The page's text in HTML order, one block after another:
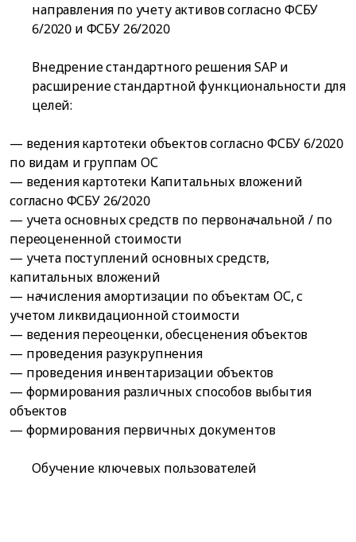
направления по учету активов согласно ФСБУ
6/2020 и ФСБУ 26/2020
Внедрение стандартного решения SAP и
расширение стандартной функциональности для
целей:
— ведения картотеки объектов согласно ФСБУ 6/2020
по видам и группам ОС
— ведения картотеки Капитальных вложений
согласно ФСБУ 26/2020
— учета основных средств по первоначальной / по
переоцененной стоимости
— учета поступлений основных средств,
капитальных вложений
— начисления амортизации по объектам ОС, с
учетом ликвидационной стоимости
— ведения переоценки, обесценения объектов
— проведения разукрупнения
— проведения инвентаризации объектов
— формирования различных способов выбытия
объектов
— формирования первичных документов
Обучение ключевых пользователей